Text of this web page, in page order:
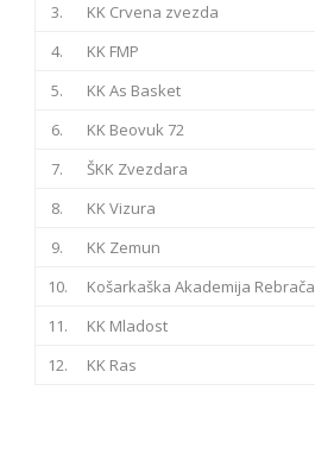
3.
KK Crvena zvezda
4.
KK FMP
5.
KK As Basket
6.
KK Beovuk 72
7.
ŠKK Zvezdara
8.
KK Vizura
9.
KK Zemun
10.
Košarkaška Akademija Rebrača
11.
KK Mladost
12.
KK Ras